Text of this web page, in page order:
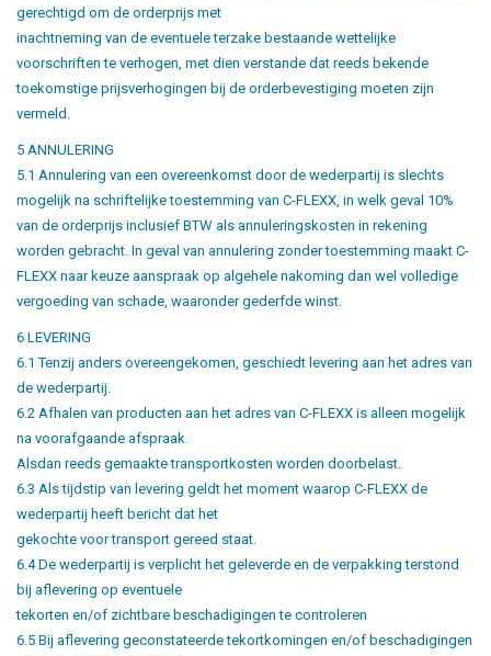
gerechtigd om de orderprijs met
inachtneming van de eventuele terzake bestaande wettelijke
voorschriften te verhogen, met dien verstande dat reeds bekende
toekomstige prijsverhogingen bij de orderbevestiging moeten zijn
vermeld.
5 ANNULERING
5.1 Annulering van een overeenkomst door de wederpartij is slechts
mogelijk na schriftelijke toestemming van C-FLEXX, in welk geval 10%
van de orderprijs inclusief BTW als annuleringskosten in rekening
worden gebracht. In geval van annulering zonder toestemming maakt C-
FLEXX naar keuze aanspraak op algehele nakoming dan wel volledige
vergoeding van schade, waaronder gederfde winst.
6 LEVERING
6.1 Tenzij anders overeengekomen, geschiedt levering aan het adres van
de wederpartij.
6.2 Afhalen van producten aan het adres van C-FLEXX is alleen mogelijk
na voorafgaande afspraak.
Alsdan reeds gemaakte transportkosten worden doorbelast.
6.3 Als tijdstip van levering geldt het moment waarop C-FLEXX de
wederpartij heeft bericht dat het
gekochte voor transport gereed staat.
6.4 De wederpartij is verplicht het geleverde en de verpakking terstond
bij aflevering op eventuele
tekorten en/of zichtbare beschadigingen te controleren
6.5 Bij aflevering geconstateerde tekortkomingen en/of beschadigingen